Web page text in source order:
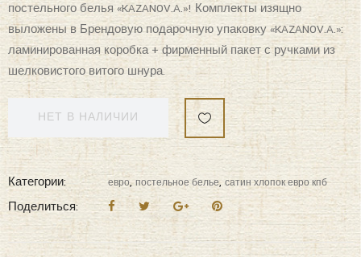
красителей. Постельное белье комфортно для тела,
гипоаллергенно, легко впитывает частички влаги, за счёт чего
оно хорошо охлаждает, кожа дышит, а сон становится
крепким и здоровым. Великолепно выполнена строчка,
отделка витым кантом, молния на всех наволочках и по
ширине пододеяльника, точно подобранный материал ткани
— компаньона, простота в эксплуатации — все эти свойства
превратили традиционный комплект постельного белья в
изысканное произведение искусства. Подарите себе
здоровый и спокойный сон вместе с комплектами
постельного белья «KAZANOV.A.»! Комплекты изящно
выложены в Брендовую подарочную упаковку «KAZANOV.A.»: